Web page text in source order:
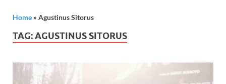
Home » Agustinus Sitorus
TAG:AGUSTINUS SITORUS